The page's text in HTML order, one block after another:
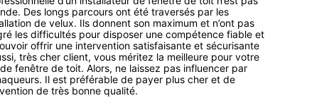
Des longs parcours ont été traversés par les
de velux. Ils donnent son maximum et n’ont pas
les difficultés pour disposer une compétence fiable et
offrir une intervention satisfaisante et sécurisante
très cher client, vous méritez la meilleure pour votre
fenêtre de toit. Alors, ne laissez pas influencer par
Il est préférable de payer plus cher et de
de très bonne qualité.